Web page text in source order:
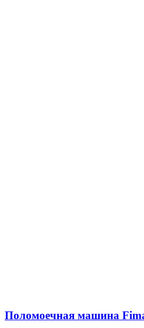
Поломоечная машина